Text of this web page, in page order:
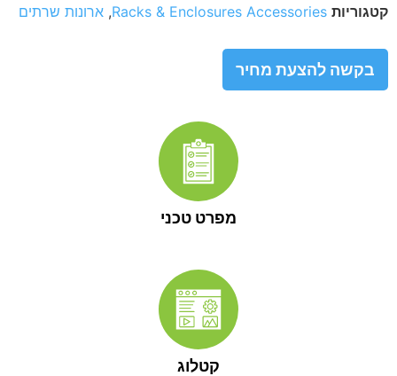
קטגוריות Racks & Enclosures Accessories
, ארונות שרתים
בקשה להצעת מחיר
מפרט טכני
קטלוג